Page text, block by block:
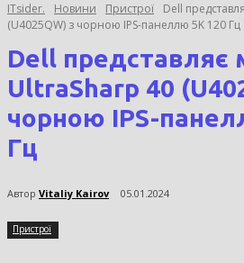
ITsider. Новини Пристрої
Dell
(U4025QW) з чорною IPS-панеллю 5K 120 Гц
Dell представляє
UltraSharp 40
чорною IPS-
Гц
Автор Vitaliy Kairov 05.01.2024
Пристрої